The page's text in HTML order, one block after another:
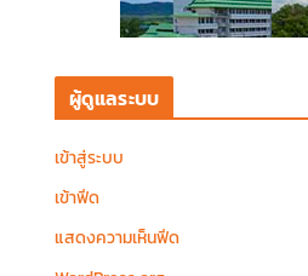
ผู้ดูแลระบบ
เข้าสู่ระบบ
เข้าฟีด
แสดงความเห็นฟีด